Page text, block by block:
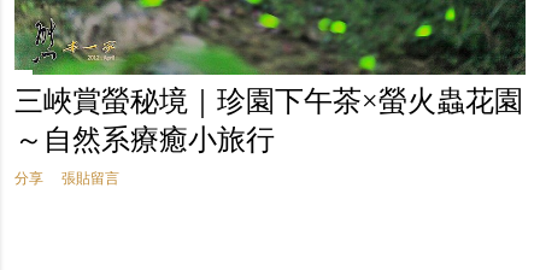
三峽賞螢秘境｜珍園下午茶×螢火蟲花園
～自然系療癒小旅行
分享 張貼留言